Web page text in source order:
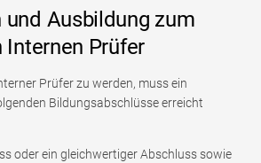
Ausbildung zum
Prüfer
Prüfer zu werden, muss ein
Bildungsabschlüsse erreicht
oder ein gleichwertiger Abschluss sowie